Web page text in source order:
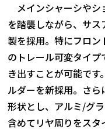
メインシャーシやシ
を踏襲しながら、サス
製を採用。特にフロ
のトレール可変タイ
き出すことが可能で
ルダーを新採用。さ
形状とし、アルミ/グ
含めてリヤ周りをスタ